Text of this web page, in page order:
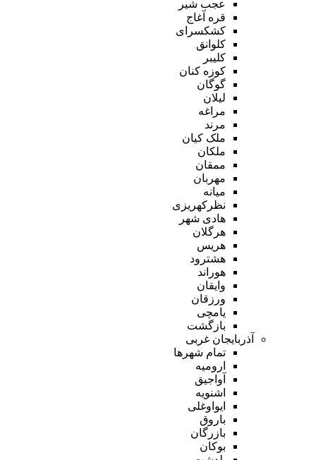
عجب شیر
قره آغاج
کشکسرای
کلوانق
کلیبر
کوزه کنان
گوگان
لیلان
مراغه
مرند
ملک کیان
ملکان
ممقان
مهربان
میانه
نظرکهریزی
هادی شهر
هرگلان
هریس
هشترود
هوراند
وایقان
ورزقان
یامچی
بازگشت
آذربایجان غربی
تمام شهر‌ها
ارومیه
آواجیق
اشنویه
ایواوغلی
باروق
بازرگان
بوکان